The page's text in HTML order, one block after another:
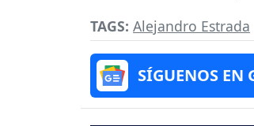
TAGS: Alejandro Estrada
SÍGUENOS EN